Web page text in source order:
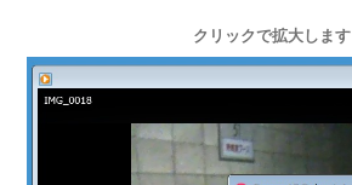
クリックで拡大します